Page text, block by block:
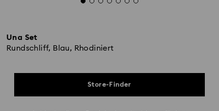
Una Set
Rundschliff, Blau, Rhodiniert
Store-Finder